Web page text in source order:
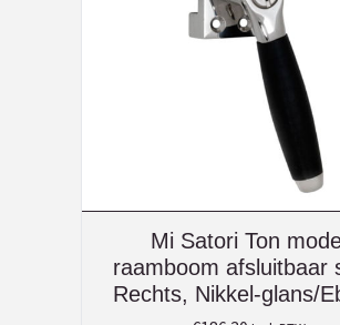
Mi Satori Ton
raamboom afsluitbaar
Rechts, Nikkel-glans/